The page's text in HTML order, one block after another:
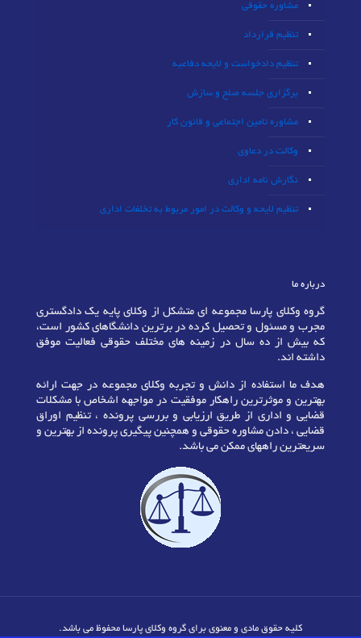
مشاوره حقوقی
تنظیم قرارداد
تنظیم دادخواست و لایحه دفاعیه
برگزاری جلسه صلح و سازش
مشاوره تامین اجتماعی و قانون کار
وکالت در دعاوی
نگارش نامه اداری
تنظیم لایحه و وکالت در امور مربوط به تخلفات اداری
درباره ما
گروه وکلای پارسا مجموعه ای متشکل از وکلای پایه یک دادگستری
مجرب و مسئول و تحصیل کرده در برترین دانشگاهای کشور است،
که بیش از ده سال در زمینه های مختلف حقوقی فعالیت موفق
داشته اند.
هدف ما استفاده از دانش و تجربه وکلای مجموعه در جهت ارائه
بهترین و موثرترین راهکار موفقیت در مواجهه اشخاص با مشکلات
قضایی و اداری از طریق ارزیابی و بررسی پرونده ، تنظیم اوراق
قضایی ، دادن مشاوره حقوقی و همچنین پیگیری پرونده از بهترین و
سریعترین راههای ممکن می باشد.
کلیه حقوق مادی و معنوی برای گروه وکلای پارسا محفوظ می باشد.